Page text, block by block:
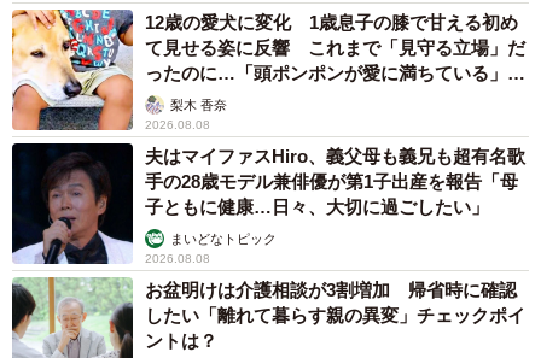
するとサラリーマンはようやく「お綺麗だと思います
よ？」と答えます。その言葉を聞いた女性はマスクを外
し、「これでも…？」と、大きく裂けた口を見せるので
す。
12歳の愛犬に変化 1歳息子の膝で甘える初め
て見せる姿に反響 これまで「見守る立場」だ
ったのに…「頭ポンポンが愛に満ちている」
「尊…」
梨木 香奈
2026.08.08
夫はマイファスHiro、義父母も義兄も超有名歌
手の28歳モデル兼俳優が第1子出産を報告「母
子ともに健康…日々、大切に過ごしたい」
まいどなトピック
2026.08.08
お盆明けは介護相談が3割増加 帰省時に確認
したい「離れて暮らす親の異変」チェックポイ
ントは？